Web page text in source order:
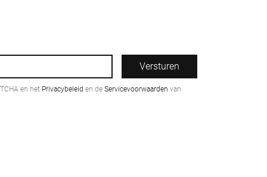
Versturen
en het Privacybeleid en de Servicevoorwaarden van